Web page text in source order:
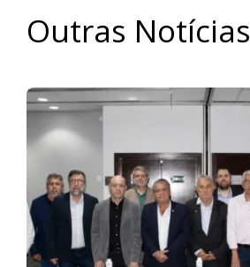
Outras Notícias